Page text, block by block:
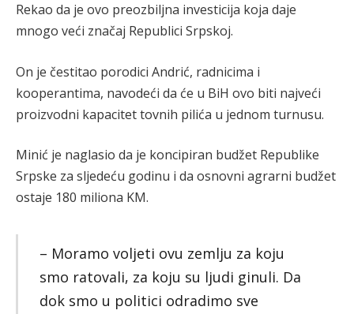
Rekao da je ovo preozbiljna investicija koja daje
mnogo veći značaj Republici Srpskoj.
On je čestitao porodici Andrić, radnicima i
kooperantima, navodeći da će u BiH ovo biti najveći
proizvodni kapacitet tovnih pilića u jednom turnusu.
Minić je naglasio da je koncipiran budžet Republike
Srpske za sljedeću godinu i da osnovni agrarni budžet
ostaje 180 miliona KM.
– Moramo voljeti ovu zemlju za koju
smo ratovali, za koju su ljudi ginuli. Da
dok smo u politici odradimo sve